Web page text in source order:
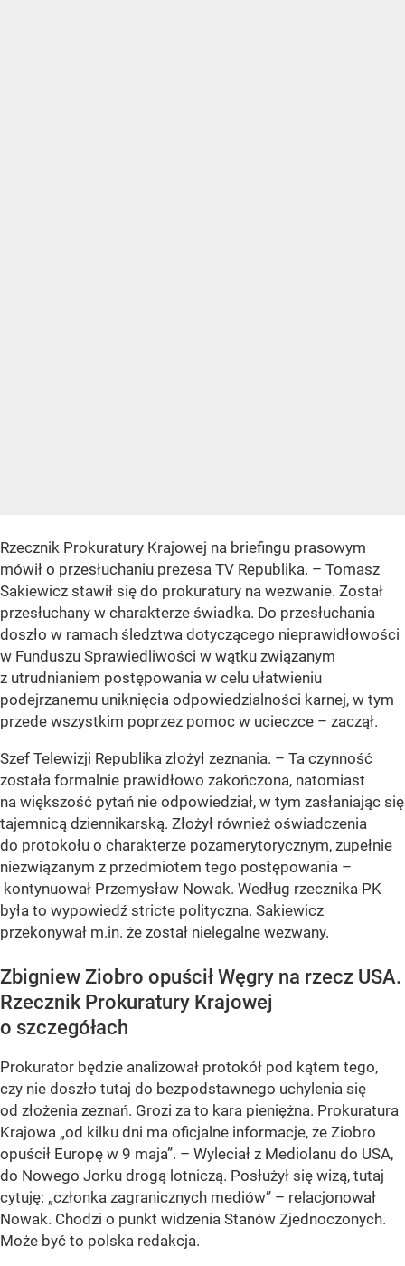
Rzecznik Prokuratury Krajowej na briefingu prasowym
mówił o przesłuchaniu prezesa TV Republika. – Tomasz
Sakiewicz stawił się do prokuratury na wezwanie. Został
przesłuchany w charakterze świadka. Do przesłuchania
doszło w ramach śledztwa dotyczącego nieprawidłowości
w Funduszu Sprawiedliwości w wątku związanym
z utrudnianiem postępowania w celu ułatwieniu
podejrzanemu uniknięcia odpowiedzialności karnej, w tym
przede wszystkim poprzez pomoc w ucieczce – zaczął.
Szef Telewizji Republika złożył zeznania. – Ta czynność
została formalnie prawidłowo zakończona, natomiast
na większość pytań nie odpowiedział, w tym zasłaniając się
tajemnicą dziennikarską. Złożył również oświadczenia
do protokołu o charakterze pozamerytorycznym, zupełnie
niezwiązanym z przedmiotem tego postępowania –
kontynuował Przemysław Nowak. Według rzecznika PK
była to wypowiedź stricte polityczna. Sakiewicz
przekonywał m.in. że został nielegalne wezwany.
Zbigniew Ziobro opuścił Węgry na rzecz USA.
Rzecznik Prokuratury Krajowej
o szczegółach
Prokurator będzie analizował protokół pod kątem tego,
czy nie doszło tutaj do bezpodstawnego uchylenia się
od złożenia zeznań. Grozi za to kara pieniężna. Prokuratura
Krajowa „od kilku dni ma oficjalne informacje, że Ziobro
opuścił Europę w 9 maja”. – Wyleciał z Mediolanu do USA,
do Nowego Jorku drogą lotniczą. Posłużył się wizą, tutaj
cytuję: „członka zagranicznych mediów” – relacjonował
Nowak. Chodzi o punkt widzenia Stanów Zjednoczonych.
Może być to polska redakcja.